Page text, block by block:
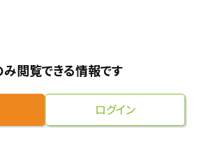
2年生向け 採用継続中の企業特集
閲覧できる情報です
ログイン